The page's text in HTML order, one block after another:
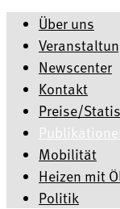
Über uns
Newscenter
Kontakt
Preise/
Mobilität
Heizen mit
Politik